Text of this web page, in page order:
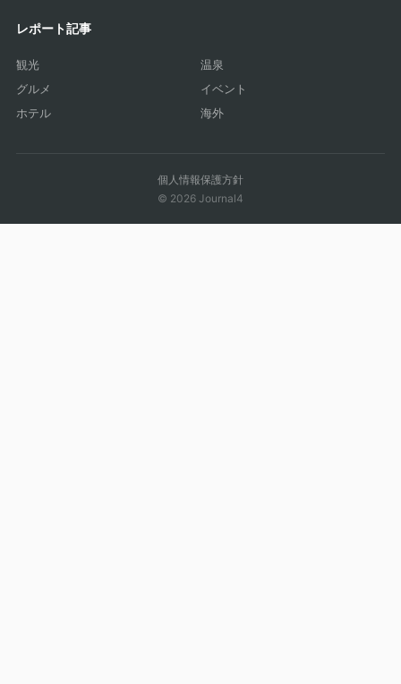
レポート記事
観光
温泉
グルメ
イベント
ホテル
海外
個人情報保護方針
© 2026 Journal4